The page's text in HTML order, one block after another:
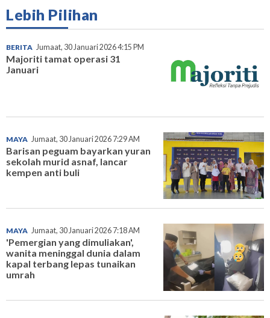
Lebih Pilihan
BERITA Jumaat, 30 Januari 2026 4:15 PM
Majoriti tamat operasi 31
Januari
MAYA Jumaat, 30 Januari 2026 7:29 AM
Barisan peguam bayarkan yuran
sekolah murid asnaf, lancar
kempen anti buli
MAYA Jumaat, 30 Januari 2026 7:18 AM
'Pemergian yang dimuliakan',
wanita meninggal dunia dalam
kapal terbang lepas tunaikan
umrah